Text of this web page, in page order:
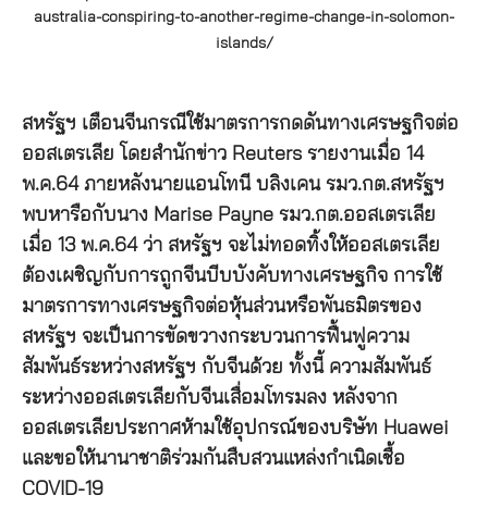
australia-conspiring-to-another-regime-change-in-solomon-
islands/
สหรัฐฯ เตือนจีนกรณีใช้มาตรการกดดันทางเศรษฐกิจต่อ
ออสเตรเลีย โดยสำนักข่าว Reuters รายงานเมื่อ 14
พ.ค.64 ภายหลังนายแอนโทนี บลิงเคน รมว.กต.สหรัฐฯ
พบหารือกับนาง Marise Payne รมว.กต.ออสเตรเลีย
เมื่อ 13 พ.ค.64 ว่า สหรัฐฯ จะไม่ทอดทิ้งให้ออสเตรเลีย
ต้องเผชิญกับการถูกจีนบีบบังคับทางเศรษฐกิจ การใช้
มาตรการทางเศรษฐกิจต่อหุ้นส่วนหรือพันธมิตรของ
สหรัฐฯ จะเป็นการขัดขวางกระบวนการฟื้นฟูความ
สัมพันธ์ระหว่างสหรัฐฯ กับจีนด้วย ทั้งนี้ ความสัมพันธ์
ระหว่างออสเตรเลียกับจีนเสื่อมโทรมลง หลังจาก
ออสเตรเลียประกาศห้ามใช้อุปกรณ์ของบริษัท Huawei
และขอให้นานาชาติร่วมกันสืบสวนแหล่งกำเนิดเชื้อ
COVID-19